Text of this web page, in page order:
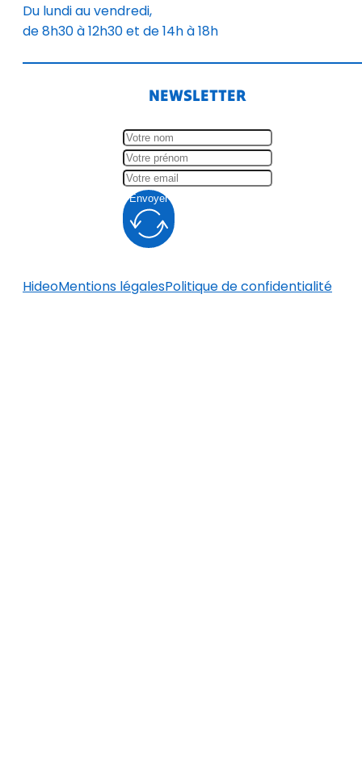
Du lundi au vendredi,
de 8h30 à 12h30 et de 14h à 18h
NEWSLETTER
Envoyer
HideoMentions légalesPolitique de confidentialité